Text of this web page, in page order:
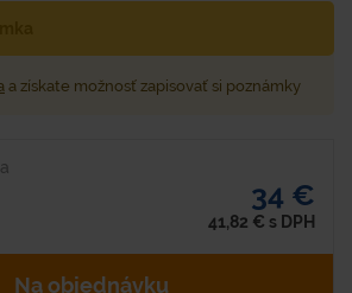
a získate možnosť zapisovať si poznámky
34 €
41,82 € s DPH
Na objednávku